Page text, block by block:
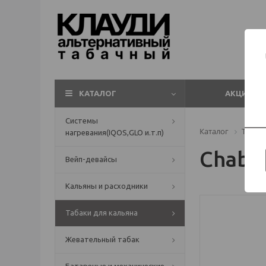
КАТАЛОГ АКЦИИ
Системы
нагревания(IQOS,GLO и.т.п)
Вейп-девайсы
Кальяны и расходники
Табаки для кальяна
Жевательный табак
Каталог